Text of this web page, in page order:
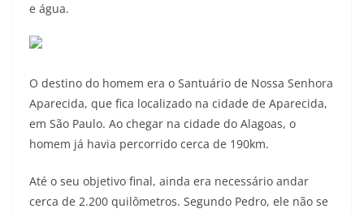
e água.
O destino do homem era o Santuário de Nossa Senhora
Aparecida, que fica localizado na cidade de Aparecida,
em São Paulo. Ao chegar na cidade do Alagoas, o
homem já havia percorrido cerca de 190km.
Até o seu objetivo final, ainda era necessário andar
cerca de 2.200 quilômetros. Segundo Pedro, ele não se